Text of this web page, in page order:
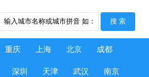
重庆 上海 北京 成都
深圳 天津 武汉 南京